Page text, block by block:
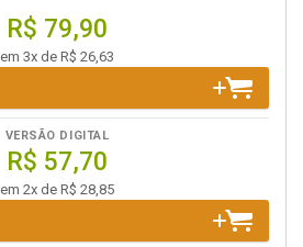
R$ 79,90
em 3x de R$ 26,63
VERSÃO DIGITAL
R$ 57,70
em 2x de R$ 28,85